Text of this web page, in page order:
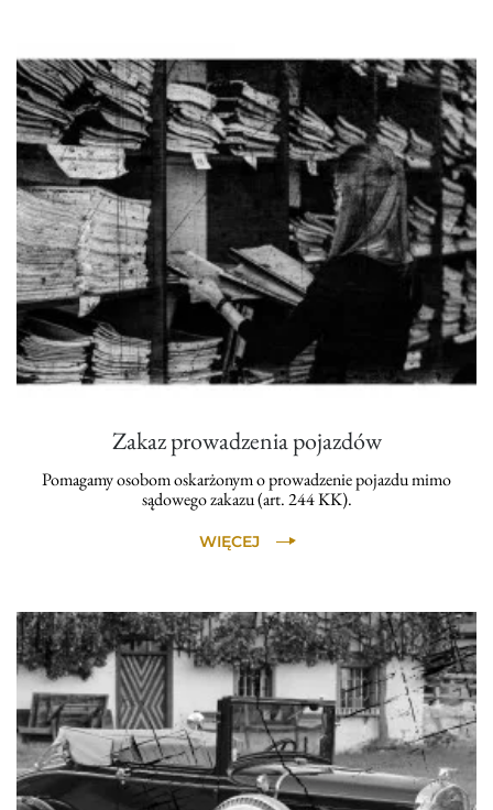
Zakaz prowadzenia pojazdów
Pomagamy osobom oskarżonym o prowadzenie pojazdu mimo
sądowego zakazu (art. 244 KK).
WIĘCEJ